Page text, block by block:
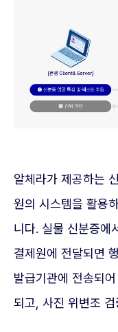
알체라가 제공하는
원의 시스템을 활용
니다. 실물 신분증에
결제원에 전달되면
발급기관에 전송되
되고, 사진 위변조